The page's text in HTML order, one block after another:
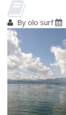
By olo surf